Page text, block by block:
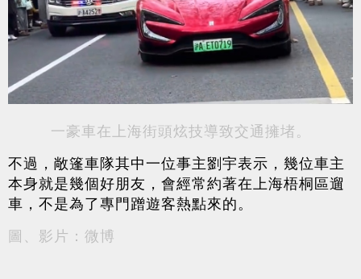
一豪車在上海街頭炫技導致交通擁堵。
不過，敞篷車隊其中一位事主劉宇表示，幾位車主
本身就是幾個好朋友，會經常約著在上海梧桐區遛
車，不是為了專門蹭遊客熱點來的。
圖、影片：微博